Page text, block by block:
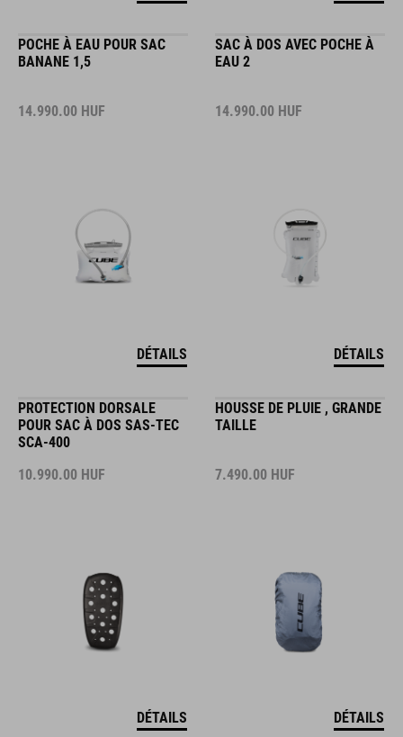
POCHE À EAU POUR SAC
BANANE 1,5
14.990.00 HUF
DÉTAILS
SAC À DOS AVEC POCHE À
EAU 2
14.990.00 HUF
DÉTAILS
PROTECTION DORSALE
POUR SAC À DOS SAS-TEC
SCA-400
10.990.00 HUF
DÉTAILS
HOUSSE DE PLUIE , GRANDE
TAILLE
7.490.00 HUF
DÉTAILS